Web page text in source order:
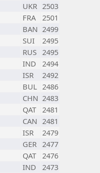
UKR 2503
FRA
2501
BAN 2499
SUI
2495
RUS 2495
IND
2494
ISR
2492
BUL 2486
CHN 2483
QAT 2481
CAN 2481
ISR
2479
GER 2477
QAT 2476
IND
2473